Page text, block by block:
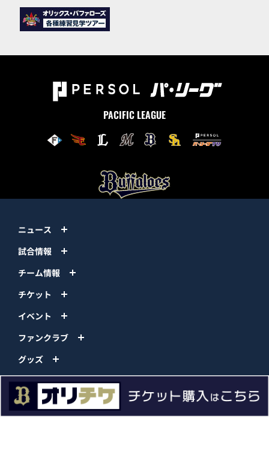
PACIFIC LEAGUE
ニュース
試合情報
チーム情報
チケット
イベント
ファンクラブ
グッズ
ファーム
エンタメ